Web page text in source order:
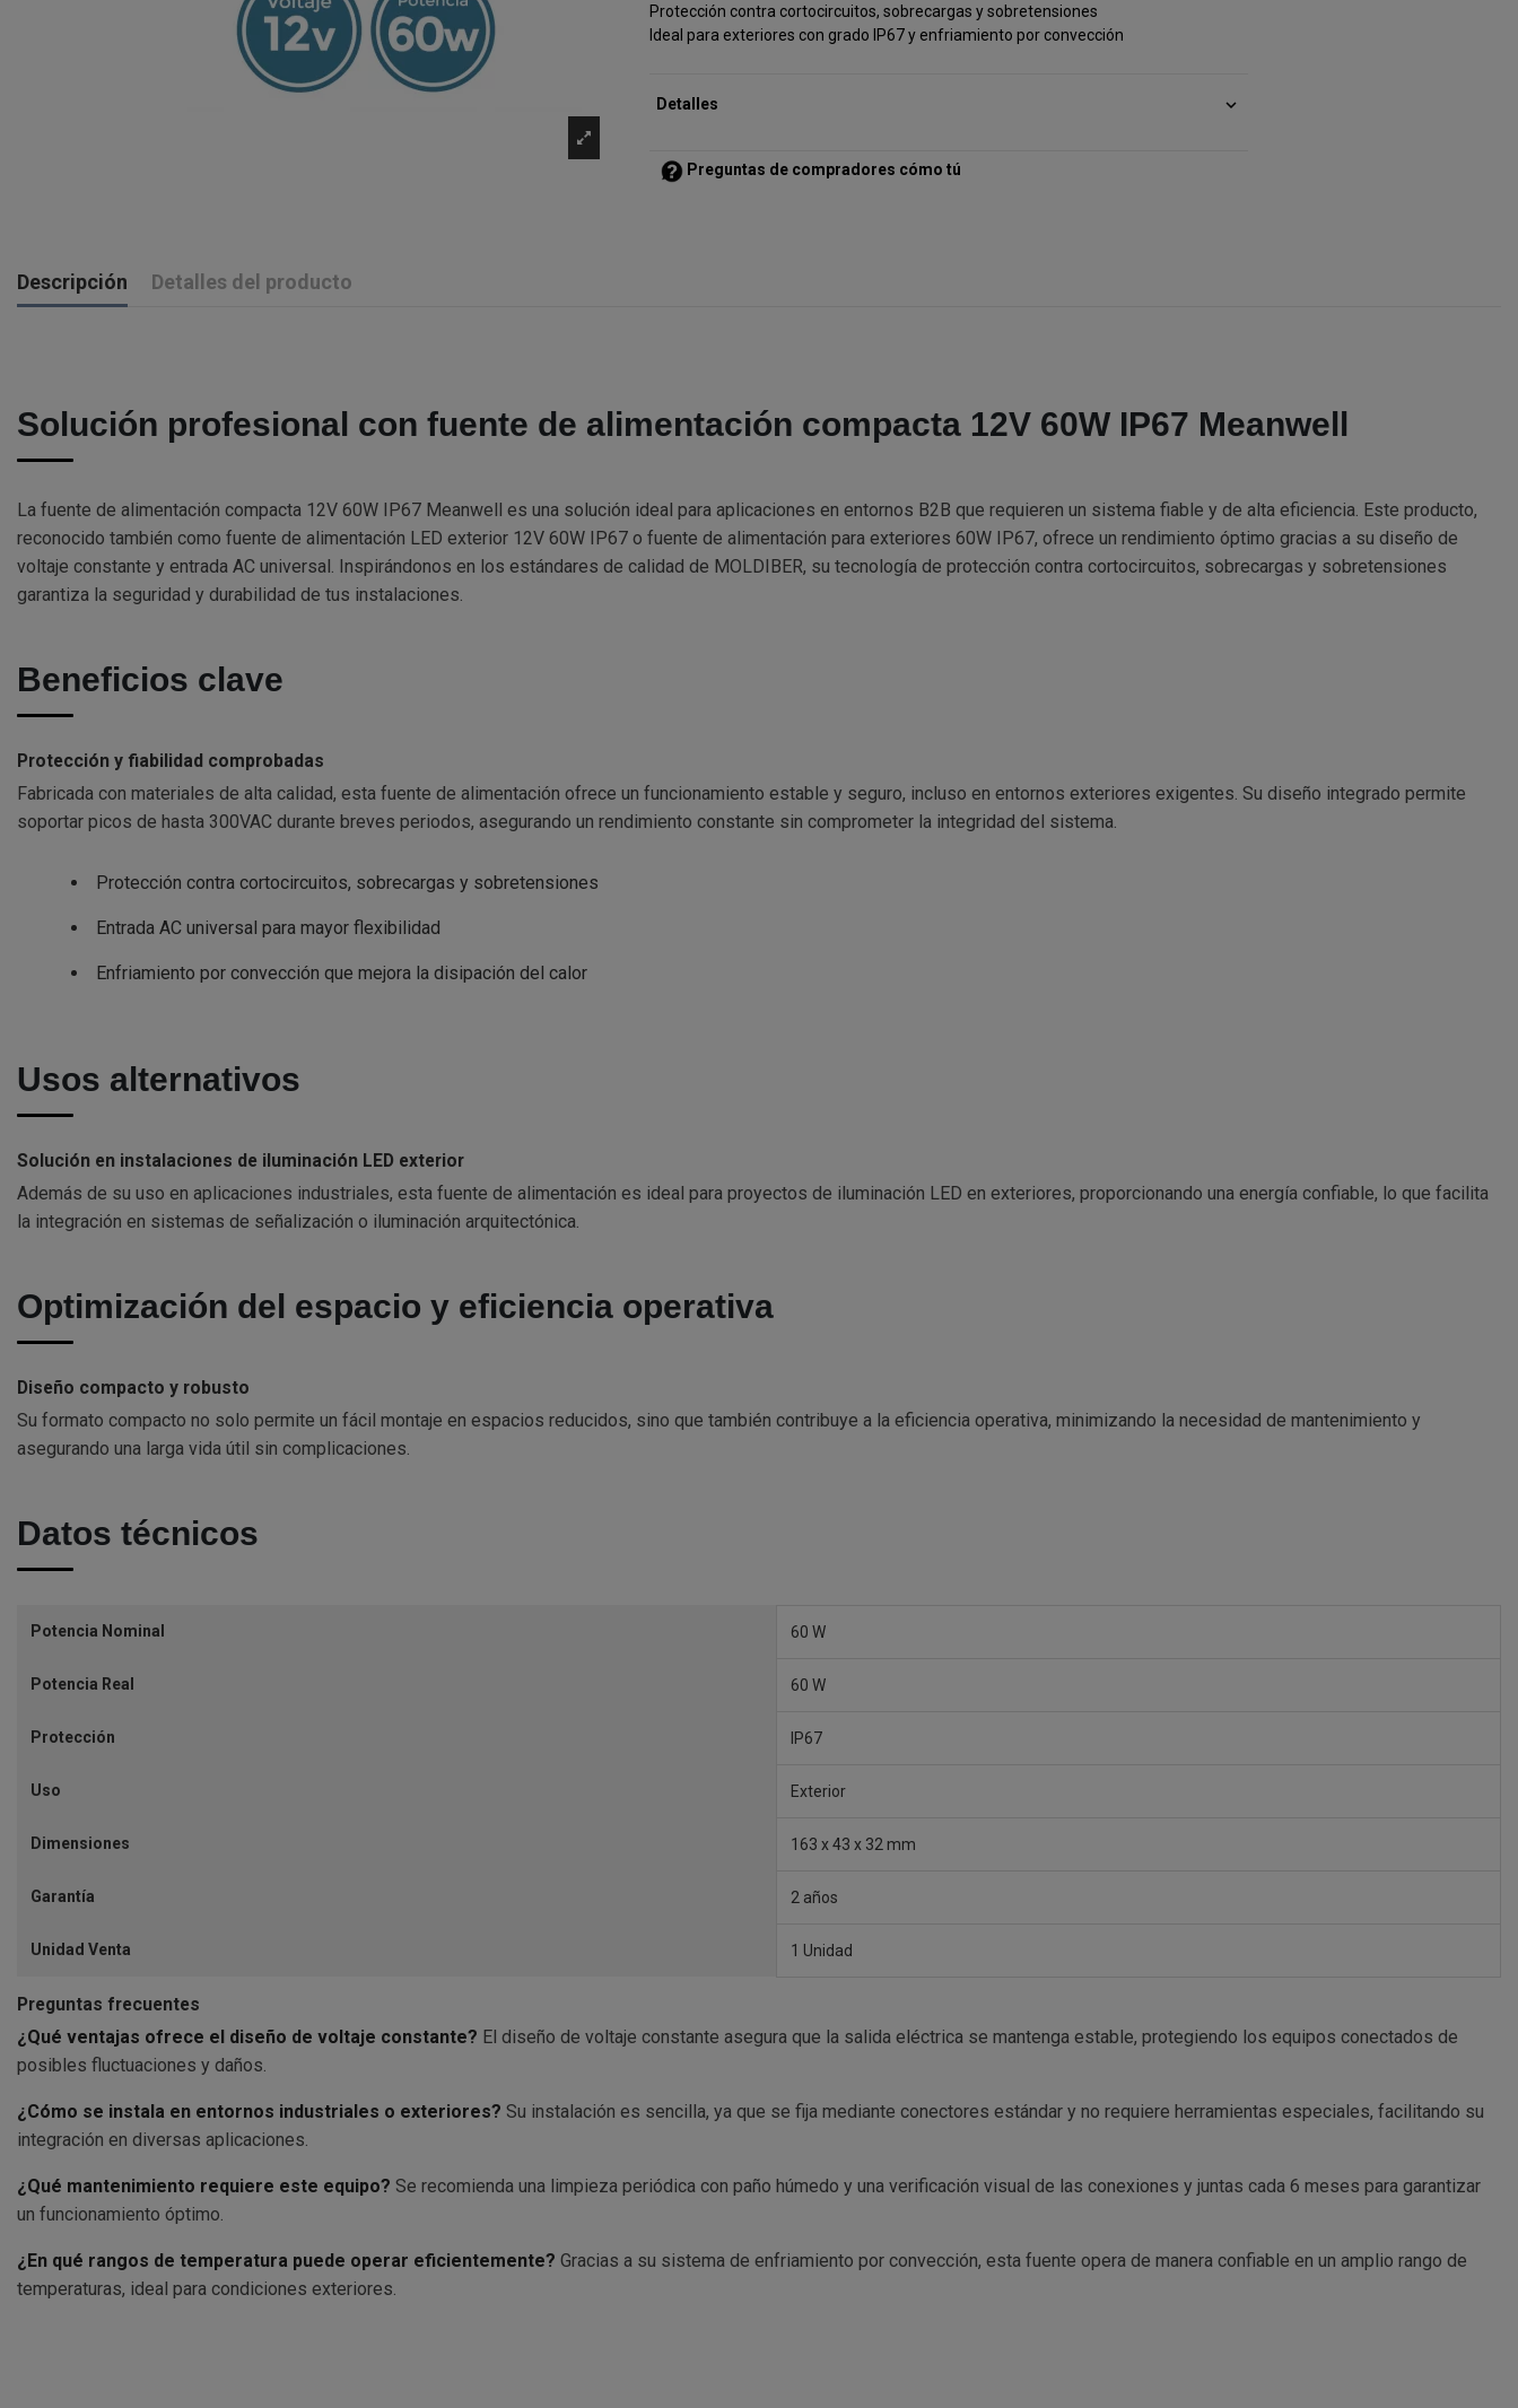
Protección contra cortocircuitos, sobrecargas y sobretensiones
Ideal para exteriores con grado IP67 y enfriamiento por convección
Detalles expand_more
Preguntas de compradores cómo tú
Descripción Detalles del producto
Solución profesional con fuente de alimentación compacta 12V 60W IP67 Meanwell
La fuente de alimentación compacta 12V 60W IP67 Meanwell es una solución ideal para aplicaciones en entornos B2B que requieren un sistema fiable y de alta eficiencia. Este producto,
reconocido también como fuente de alimentación LED exterior 12V 60W IP67 o fuente de alimentación para exteriores 60W IP67, ofrece un rendimiento óptimo gracias a su diseño de
voltaje constante y entrada AC universal. Inspirándonos en los estándares de calidad de MOLDIBER, su tecnología de protección contra cortocircuitos, sobrecargas y sobretensiones
garantiza la seguridad y durabilidad de tus instalaciones.
Beneficios clave
Protección y fiabilidad comprobadas
Fabricada con materiales de alta calidad, esta fuente de alimentación ofrece un funcionamiento estable y seguro, incluso en entornos exteriores exigentes. Su diseño integrado permite
soportar picos de hasta 300VAC durante breves periodos, asegurando un rendimiento constante sin comprometer la integridad del sistema.
Protección contra cortocircuitos, sobrecargas y sobretensiones
Entrada AC universal para mayor flexibilidad
Enfriamiento por convección que mejora la disipación del calor
Usos alternativos
Solución en instalaciones de iluminación LED exterior
Además de su uso en aplicaciones industriales, esta fuente de alimentación es ideal para proyectos de iluminación LED en exteriores, proporcionando una energía confiable, lo que facilita
la integración en sistemas de señalización o iluminación arquitectónica.
Optimización del espacio y eficiencia operativa
Diseño compacto y robusto
Su formato compacto no solo permite un fácil montaje en espacios reducidos, sino que también contribuye a la eficiencia operativa, minimizando la necesidad de mantenimiento y
asegurando una larga vida útil sin complicaciones.
Datos técnicos
Potencia Nominal 60 W
Potencia Real 60 W
Protección IP67
Uso Exterior
Dimensiones 163 x 43 x 32 mm
Garantía 2 años
Unidad Venta 1 Unidad
Preguntas frecuentes
¿Qué ventajas ofrece el diseño de voltaje constante? El diseño de voltaje constante asegura que la salida eléctrica se mantenga estable, protegiendo los equipos conectados de
posibles fluctuaciones y daños.
¿Cómo se instala en entornos industriales o exteriores? Su instalación es sencilla, ya que se fija mediante conectores estándar y no requiere herramientas especiales, facilitando su
integración en diversas aplicaciones.
¿Qué mantenimiento requiere este equipo? Se recomienda una limpieza periódica con paño húmedo y una verificación visual de las conexiones y juntas cada 6 meses para garantizar
un funcionamiento óptimo.
¿En qué rangos de temperatura puede operar eficientemente? Gracias a su sistema de enfriamiento por convección, esta fuente opera de manera confiable en un amplio rango de
temperaturas, ideal para condiciones exteriores.